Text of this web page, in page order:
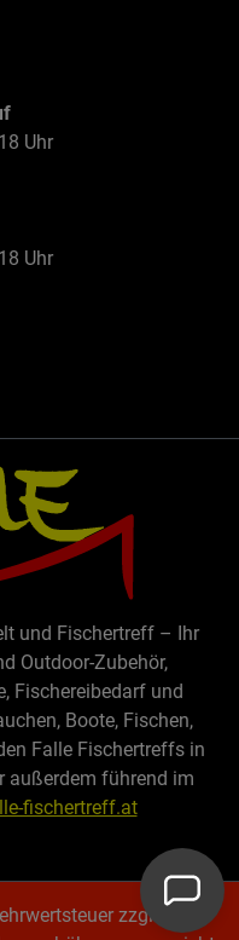
Uhr
Uhr
und Fischertreff – Ihr
Outdoor-Zubehör,
Fischereibedarf und
Boote, Fischen,
Falle Fischertreffs in
außerdem führend im
fischertreff.at
zzgl.